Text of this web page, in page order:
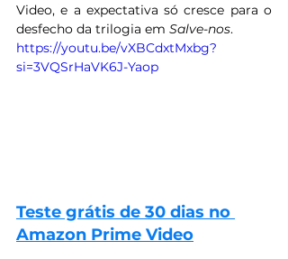
Video, e a expectativa só cresce para o
desfecho da trilogia em Salve-nos.
https://youtu.be/vXBCdxtMxbg?
si=3VQSrHaVK6J-Yaop
Teste grátis de 30 dias no
Amazon Prime Video